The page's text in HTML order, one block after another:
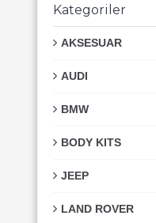
Kategoriler
AKSESUAR
AUDI
BMW
BODY KITS
JEEP
LAND ROVER